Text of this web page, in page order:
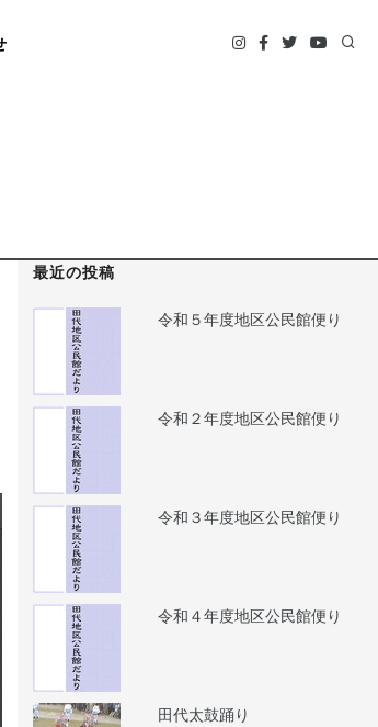
最近の投稿
令和５年度地区公民館便り
令和２年度地区公民館便り
令和３年度地区公民館便り
令和４年度地区公民館便り
田代太鼓踊り